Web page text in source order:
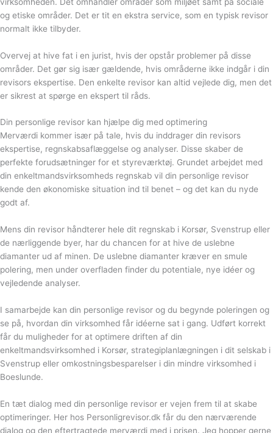
og etiske områder. Det er tit en ekstra service, som en typisk revisor
normalt ikke tilbyder.
Overvej at hive fat i en jurist, hvis der opstår problemer på disse
områder. Det gør sig især gældende, hvis områderne ikke indgår i din
revisors ekspertise. Den enkelte revisor kan altid vejlede dig, men det
er sikrest at spørge en ekspert til råds.
Din personlige revisor kan hjælpe dig med optimering
Merværdi kommer især på tale, hvis du inddrager din revisors
ekspertise, regnskabsaflæggelse og analyser. Disse skaber de
perfekte forudsætninger for et styreværktøj. Grundet arbejdet med
din enkeltmandsvirksomheds regnskab vil din personlige revisor
kende den økonomiske situation ind til benet – og det kan du nyde
godt af.
Mens din revisor håndterer hele dit regnskab i Korsør, Svenstrup eller
de nærliggende byer, har du chancen for at hive de uslebne
diamanter ud af minen. De uslebne diamanter kræver en smule
polering, men under overfladen finder du potentiale, nye idéer og
vejledende analyser.
I samarbejde kan din personlige revisor og du begynde poleringen og
se på, hvordan din virksomhed får idéerne sat i gang. Udført korrekt
får du muligheder for at optimere driften af din
enkeltmandsvirksomhed i Korsør, strategiplanlægningen i dit selskab i
Svenstrup eller omkostningsbesparelser i din mindre virksomhed i
Boeslunde.
En tæt dialog med din personlige revisor er vejen frem til at skabe
optimeringer. Her hos Personligrevisor.dk får du den nærværende
dialog og den eftertragtede merværdi med i prisen. Jeg hopper gerne